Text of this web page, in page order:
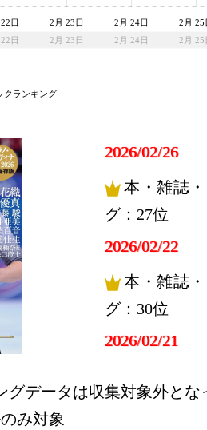
日 2月 23日 2月 24日 2月 25
日 2月 23日 2月 24日 2月 25
クランキング
2026/02/26
本・雑誌
グ：27位
2026/02/22
本・雑誌
グ：30位
2026/02/21
グ：4位
データは収集対象外とな
み対象